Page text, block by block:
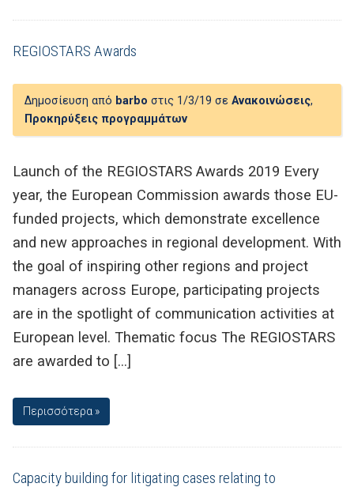
REGIOSTARS Awards
Δημοσίευση από barbo στις 1/3/19 σε Ανακοινώσεις,
Προκηρύξεις προγραμμάτων
Launch of the REGIOSTARS Awards 2019 Every
year, the European Commission awards those EU-
funded projects, which demonstrate excellence
and new approaches in regional development. With
the goal of inspiring other regions and project
managers across Europe, participating projects
are in the spotlight of communication activities at
European level. Thematic focus The REGIOSTARS
are awarded to […]
Περισσότερα »
Capacity building for litigating cases relating to